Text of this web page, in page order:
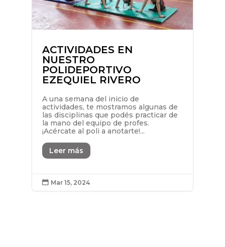
ACTIVIDADES EN
NUESTRO
POLIDEPORTIVO
EZEQUIEL RIVERO
A una semana del inicio de
actividades, te mostramos algunas de
las disciplinas que podés practicar de
la mano del equipo de profes.
¡Acércate al poli a anotarte!...
Leer más
 Mar 15, 2024